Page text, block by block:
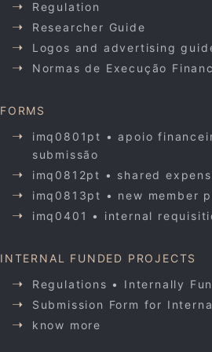
Regulation
Researcher Guide
Logos and advertising
Normas de Execução
FORMS
imq0801pt • apoio
submissão
imq0812pt • shared
imq0813pt • new member
imq0401 • internal
INTERNAL FUNDED PROJECTS
Regulations • Internally
Submission Form for
know more